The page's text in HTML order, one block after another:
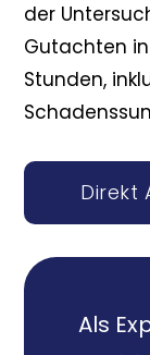
der
Gutachten
Stunden,
Direkt
Als